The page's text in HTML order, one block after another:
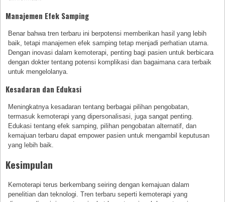
Manajemen Efek Samping
Benar bahwa tren terbaru ini berpotensi memberikan hasil yang lebih
baik, tetapi manajemen efek samping tetap menjadi perhatian utama.
Dengan inovasi dalam kemoterapi, penting bagi pasien untuk berbicara
dengan dokter tentang potensi komplikasi dan bagaimana cara terbaik
untuk mengelolanya.
Kesadaran dan Edukasi
Meningkatnya kesadaran tentang berbagai pilihan pengobatan,
termasuk kemoterapi yang dipersonalisasi, juga sangat penting.
Edukasi tentang efek samping, pilihan pengobatan alternatif, dan
kemajuan terbaru dapat empower pasien untuk mengambil keputusan
yang lebih baik.
Kesimpulan
Kemoterapi terus berkembang seiring dengan kemajuan dalam
penelitian dan teknologi. Tren terbaru seperti kemoterapi yang